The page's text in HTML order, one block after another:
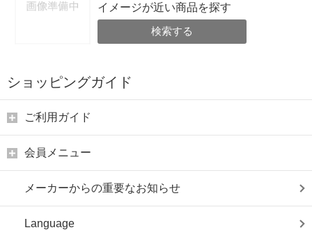
イメージが近い商品を探す
検索する
ショッピングガイド
ご利用ガイド
会員メニュー
メーカーからの重要なお知らせ
Language